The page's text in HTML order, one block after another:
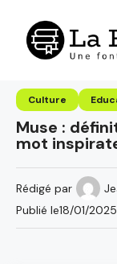
contenu
Culture
Muse :
mot
Rédigé par
Publié le18/01/2025